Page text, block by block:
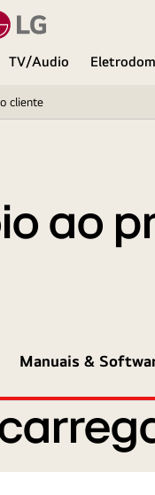
TV/Audio
cliente
ao
Manuais &